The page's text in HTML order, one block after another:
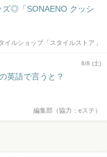
ズ◎「SONAENO クッシ
イルショップ「スタイルストア」
8/8 (土)
英語で言うと？
編集部（協力：eステ）